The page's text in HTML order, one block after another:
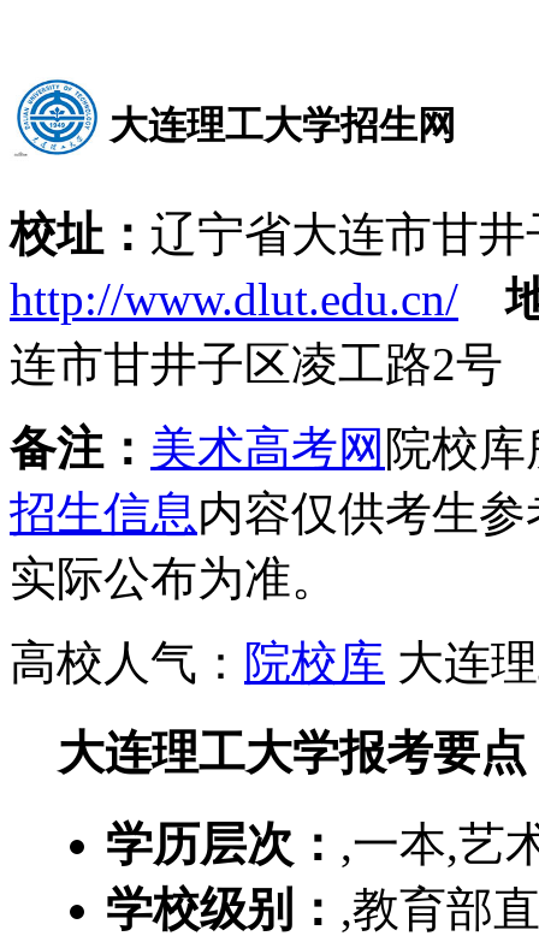
大连理工大学招生网
校址： 辽宁省大连市甘
http://www.dlut.edu.cn/
连市甘井子区凌工路2号
备注： 美术高考网 院校
招生信息内容仅供考生
实际公布为准。
高校人气： 院校库 大连
大连理工大学报考要点
学历层次： ,一本,艺
学校级别： ,教育部